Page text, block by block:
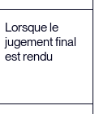
Lorsque le
jugement final
est rendu